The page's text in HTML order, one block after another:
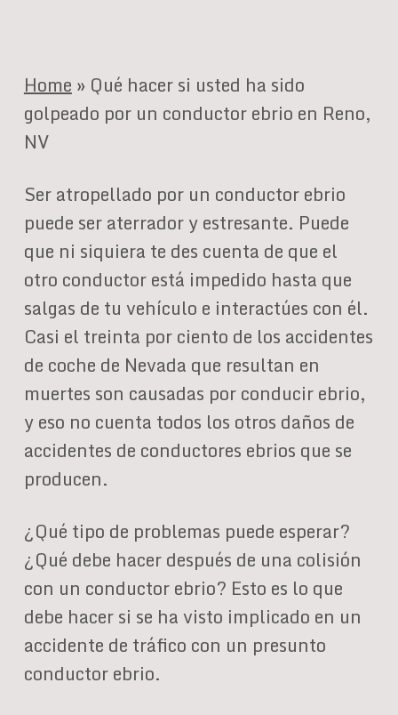
Home» Qué hacer si usted ha sido
golpeado por un conductor ebrio en Reno,
NV
Ser atropellado por un conductor ebrio
puede ser aterrador y estresante. Puede
que ni siquiera te des cuenta de que el
otro conductor está impedido hasta que
salgas de tu vehículo e interactúes con él.
Casi el treinta por ciento de los accidentes
de coche de Nevada que resultan en
muertes son causadas por conducir ebrio,
y eso no cuenta todos los otros daños de
accidentes de conductores ebrios que se
producen.
¿Qué tipo de problemas puede esperar?
¿Qué debe hacer después de una colisión
con un conductor ebrio? Esto es lo que
debe hacer si se ha visto implicado en un
accidente de tráfico con un presunto
conductor ebrio.